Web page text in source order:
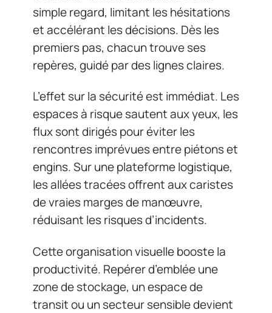
simple regard, limitant les hésitations
et accélérant les décisions. Dès les
premiers pas, chacun trouve ses
repères, guidé par des lignes claires.
L’effet sur la sécurité est immédiat. Les
espaces à risque sautent aux yeux, les
flux sont dirigés pour éviter les
rencontres imprévues entre piétons et
engins. Sur une plateforme logistique,
les allées tracées offrent aux caristes
de vraies marges de manœuvre,
réduisant les risques d’incidents.
Cette organisation visuelle booste la
productivité. Repérer d’emblée une
zone de stockage, un espace de
transit ou un secteur sensible devient